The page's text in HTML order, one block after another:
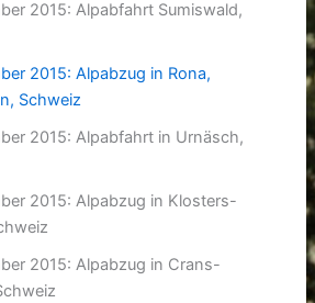
2015: Alpabfahrt Sumiswald,
2015: Alpabzug in Rona,
Schweiz
2015: Alpabfahrt in Urnäsch,
2015: Alpabzug in Klosters-
2015: Alpabzug in Crans-